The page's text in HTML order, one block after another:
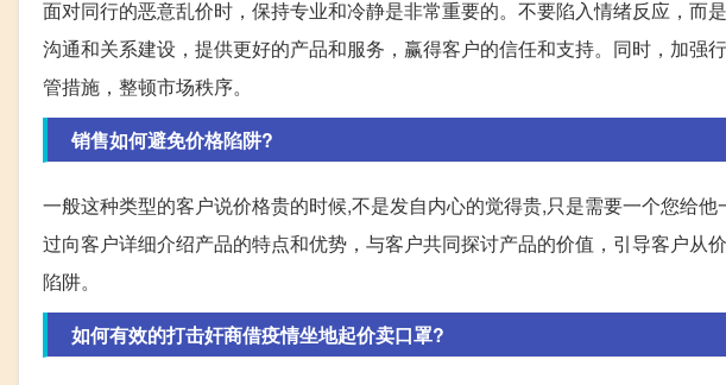
面对同行的恶意乱价时，保持专业和冷静是非常重要的。不要陷入情绪反应，而
沟通和关系建设，提供更好的产品和服务，赢得客户的信任和支持。同时，加强
管措施，整顿市场秩序。
销售如何避免价格陷阱?
一般这种类型的客户说价格贵的时候,不是发自内心的觉得贵,只是需要一个您给
过向客户详细介绍产品的特点和优势，与客户共同探讨产品的价值，引导客户从
陷阱。
如何有效的打击奸商借疫情坐地起价卖口罩?